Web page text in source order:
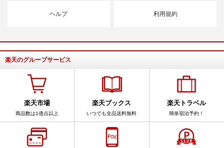
ヘルプ 利用規約
楽天のグループサービス
楽天市場
商品数は1億点以上
楽天ブックス
いつでも全品送料無料
楽天トラベル
簡単宿泊予約！